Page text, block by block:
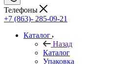
Телефоны
+7 (863)- 285-09-21
Каталог
Назад
Каталог
Упаковка